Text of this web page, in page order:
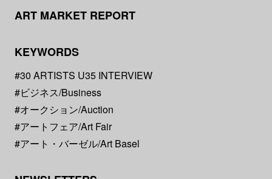
ART MARKET REPORT
KEYWORDS
#30 ARTISTS U35 INTERVIEW
#ビジネス/Business
#オークション/Auction
#アートフェア/Art Fair
#アート・バーゼル/Art Basel